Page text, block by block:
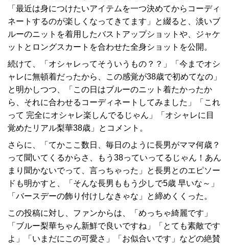
「最近は身につけたいアイテムを一つ決めてからコーディ
ネートするのが楽しくなってきてます」と綴ると、淡いブ
ルーのニットを着用したバストアップショットや、ジャケ
ットとロングスカートを合わせた全身ショットを公開。
続けて、「オシャレってそういうもの？？」「今までオシ
ャレに無頓着だったから、この感覚が38歳で初めてなの」
と明かしつつ、「この日はブルーのニット着たかったか
ら、それに合わせるコーディネートしてみました」「これ
って 完全にオシャレ楽しんでるじゃん」「オシャレに目
覚めたリアル梨華38歳」とコメント。
さらに、「てかここ数日、毎日のように長男がママ何歳？
って聞いてくるからさ、もう38っていってるじゃん！あん
まり聞かないでって、言っちゃった」と長男とのエピソー
ドも明かすと、「そんな長男ももう少しで5歳 早いな～」
「バースデーの飾り付けしなきゃな」と締めくくった。
この投稿に対し、ファンからは、「めっちゃ綺麗です」
「ブルー梨華ちゃん新鮮で良いですね」「とても素敵です
よ」「いまだにこの可愛さ」「お似合いです」などの絶賛